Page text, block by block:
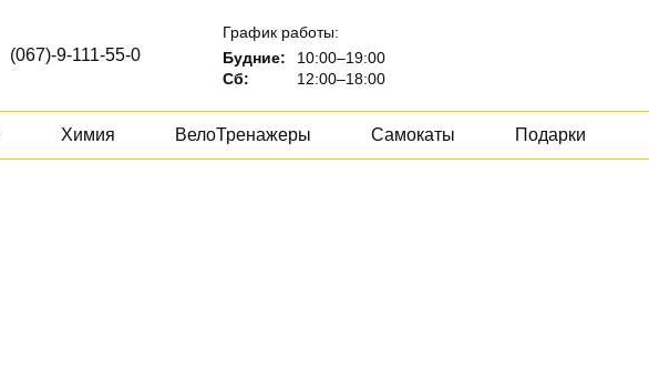
(067)-9-111-55-0
График работы:
Будние:
10:00–19:00
Сб:
12:00–18:00
Химия ВелоТренажеры Самокаты Подарки